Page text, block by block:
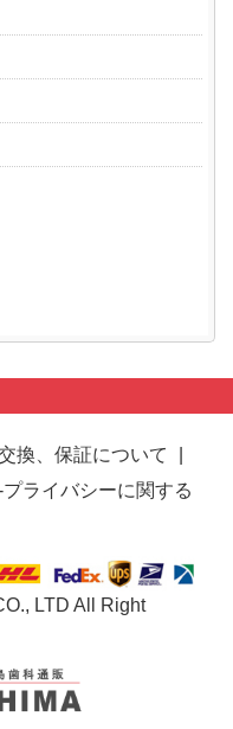
換、保証について
ライバシーに関する
LTD All Right